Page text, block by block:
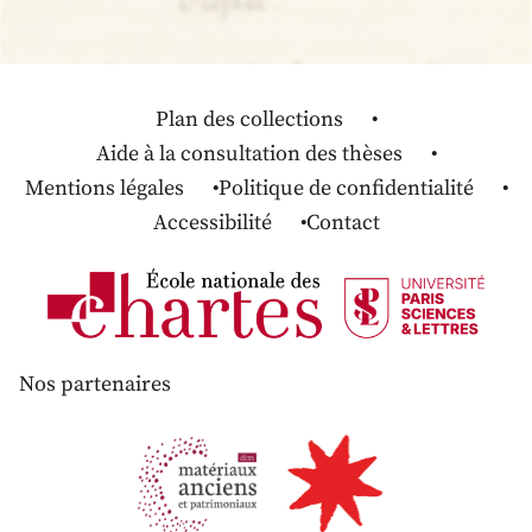
Plan des collections
Aide à la consultation des thèses
Mentions légales
Politique de confidentialité
Accessibilité
Contact
Nos partenaires